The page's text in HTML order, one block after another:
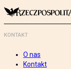
KONTAKT
O nas
Kontakt